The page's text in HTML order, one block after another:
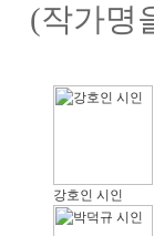
(작가명
강호인 시인